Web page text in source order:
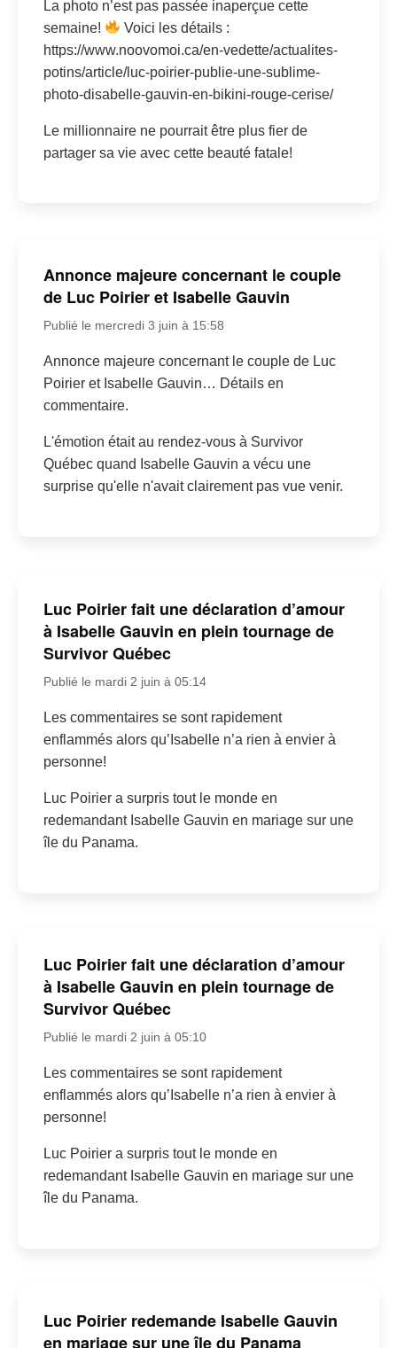
La photo n’est pas passée inaperçue cette
semaine!
Voici les détails :
https://www.noovomoi.ca/en-vedette/actualites-
potins/article/luc-poirier-publie-une-sublime-
photo-disabelle-gauvin-en-bikini-rouge-cerise/
Le millionnaire ne pourrait être plus fier de
partager sa vie avec cette beauté fatale!
Annonce majeure concernant le couple
de Luc Poirier et Isabelle Gauvin
Publié le mercredi 3 juin à 15:58
Annonce majeure concernant le couple de Luc
Poirier et Isabelle Gauvin… Détails en
commentaire.
L'émotion était au rendez-vous à Survivor
Québec quand Isabelle Gauvin a vécu une
surprise qu'elle n'avait clairement pas vue venir.
Luc Poirier fait une déclaration d’amour
à Isabelle Gauvin en plein tournage de
Survivor Québec
Publié le mardi 2 juin à 05:14
Les commentaires se sont rapidement
enflammés alors qu’Isabelle n’a rien à envier à
personne!
Luc Poirier a surpris tout le monde en
redemandant Isabelle Gauvin en mariage sur une
île du Panama.
Luc Poirier fait une déclaration d’amour
à Isabelle Gauvin en plein tournage de
Survivor Québec
Publié le mardi 2 juin à 05:10
Les commentaires se sont rapidement
enflammés alors qu’Isabelle n’a rien à envier à
personne!
Luc Poirier a surpris tout le monde en
redemandant Isabelle Gauvin en mariage sur une
île du Panama.
Luc Poirier redemande Isabelle Gauvin
en mariage sur une île du Panama